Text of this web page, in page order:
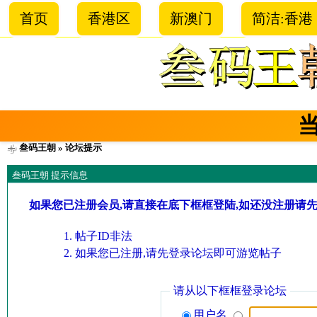
首页 香港区 新澳门 简洁:香港
叁码王朝 » 论坛提示
叁码王朝 提示信息
如果您已注册会员,请直接在底下框框登陆,如还没注册请
帖子ID非法
如果您已注册,请先登录论坛即可游览帖子
请从以下框框登录论坛
用户名